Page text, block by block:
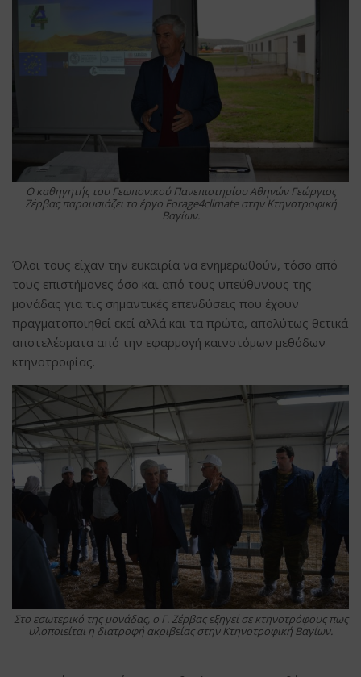
Ο καθηγητής του Γεωπονικού Πανεπιστημίου Αθηνών Γεώργιος
Ζέρβας παρουσιάζει το έργο Forage4climate στην Κτηνοτροφική
Βαγίων.
Όλοι τους είχαν την ευκαιρία να ενημερωθούν, τόσο από
τους επιστήμονες όσο και από τους υπεύθυνους της
μονάδας για τις σημαντικές επενδύσεις που έχουν
πραγματοποιηθεί εκεί αλλά και τα πρώτα, απολύτως θετικά
αποτελέσματα από την εφαρμογή καινοτόμων μεθόδων
κτηνοτροφίας.
Στο εσωτερικό της μονάδας, ο Γ. Ζέρβας εξηγεί σε κτηνοτρόφους πως
υλοποιείται η διατροφή ακριβείας στην Κτηνοτροφική Βαγίων.